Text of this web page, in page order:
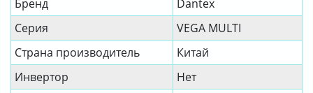
Бренд
Dantex
Серия
VEGA MULTI
Страна производитель
Китай
Инвертор
Нет